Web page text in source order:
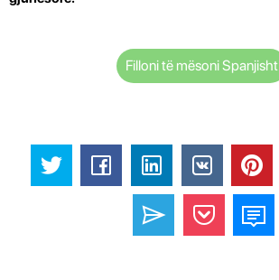
Filloni të mësoni Spanjisht